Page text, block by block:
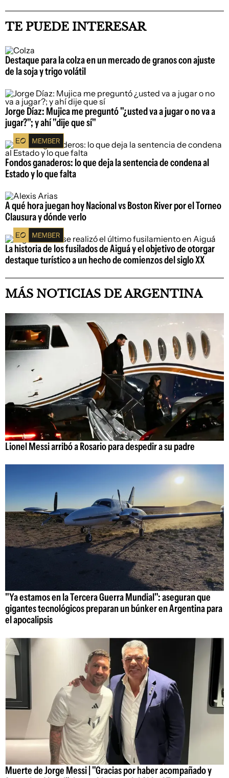
TE PUEDE INTERESAR
Destaque para la colza en un mercado de granos con ajuste
de la soja y trigo volátil
Jorge Díaz: Mujica me preguntó "¿usted va a jugar o no va a
jugar?"; y ahí "dije que sí"
Fondos ganaderos: lo que deja la sentencia de condena al
Estado y lo que falta
A qué hora juegan hoy Nacional vs Boston River por el Torneo
Clausura y dónde verlo
La historia de los fusilados de Aiguá y el objetivo de otorgar
destaque turístico a un hecho de comienzos del siglo XX
MÁS NOTICIAS DE ARGENTINA
Lionel Messi arribó a Rosario para despedir a su padre
"Ya estamos en la Tercera Guerra Mundial": aseguran que
gigantes tecnológicos preparan un búnker en Argentina para
el apocalipsis
Muerte de Jorge Messi | "Gracias por haber acompañado y